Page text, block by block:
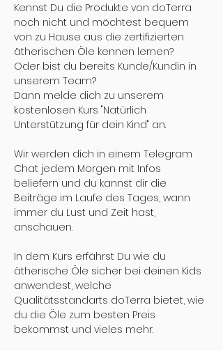
Kennst Du die Produkte von doTerra
noch nicht und möchtest bequem
von zu Hause aus die zertifizierten
ätherischen Öle kennen lernen?
Oder bist du bereits Kunde/Kundin in
unserem Team?
Dann melde dich zu unserem
kostenlosen Kurs "Natürlich
Unterstützung für dein Kind" an.
Wir werden dich in einem Telegram
Chat jedem Morgen mit Infos
beliefern und du kannst dir die
Beiträge im Laufe des Tages, wann
immer du Lust und Zeit hast,
anschauen.
In dem Kurs erfährst Du wie du
ätherische Öle sicher bei deinen Kids
anwendest, welche
Qualitätsstandarts doTerra bietet, wie
du die Öle zum besten Preis
bekommst und vieles mehr.